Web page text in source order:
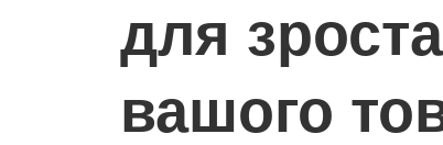
для
вашого